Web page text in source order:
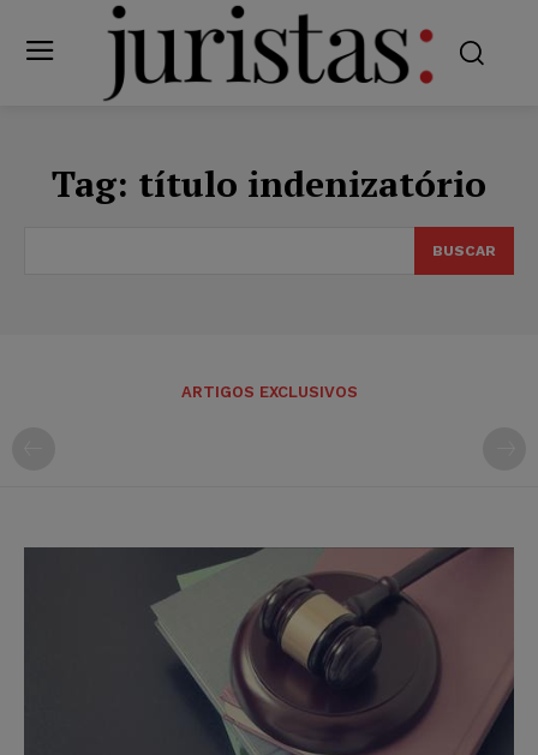
Tag: título indenizatório
BUSCAR
ARTIGOS EXCLUSIVOS